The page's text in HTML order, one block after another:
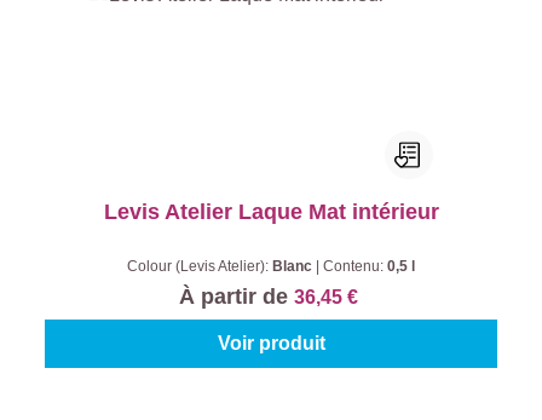
Levis Atelier Laque Mat intérieur
Colour (Levis Atelier): Blanc Contenu: 0,5 l
À partir de 36,45 €
Voir produit